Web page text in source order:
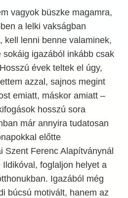
vagyok büszke magamra,
a lelki vakságban
kell lenni benne valaminek,
igazából inkább csak
évek teltek el úgy,
azzal, sajnos megint
emiatt, máskor amiatt –
hosszú sora
már annyira tudatosan
előtte
Szent Ferenc Alapítványnál
foglaljon helyet a
Igazából még
búcsú motivált, hanem az